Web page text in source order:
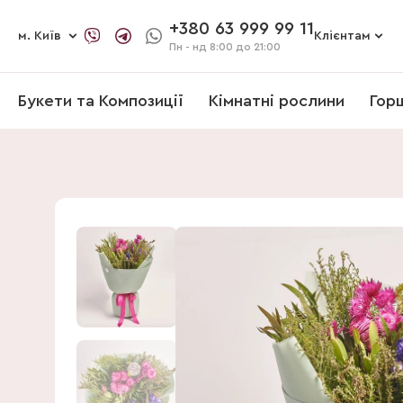
м. Київ +380 63 999 99 11
Пн - нд 8:00 до 21:00
Клієнтам
Букети та Композиції Кімнатні рослини